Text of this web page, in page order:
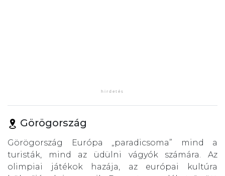
Görögország
Görögország Európa „paradicsoma” mind a
turisták, mind az üdülni vágyók számára. Az
olimpiai játékok hazája, az európai kultúra